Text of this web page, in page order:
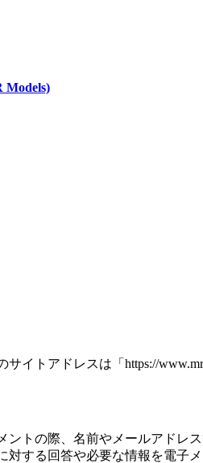
Models)
イトアドレスは「https://
トの際、名前やメールアドレ
対する回答や必要な情報を電子